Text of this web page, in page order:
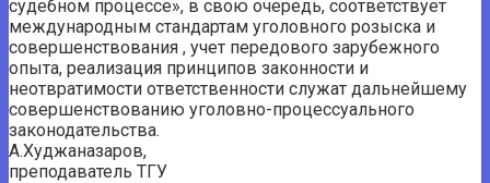
судебном процессе», в свою очередь, соответствует
международным стандартам уголовного розыска и
совершенствования , учет передового зарубежного
опыта, реализация принципов законности и
неотвратимости ответственности служат дальнейшему
совершенствованию уголовно-процессуального
законодательства.
А.Худжаназаров,
преподаватель ТГУ